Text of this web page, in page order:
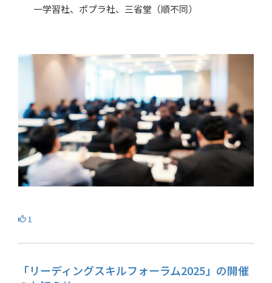
一学習社、ポプラ社、三省堂（順不同）
1
「リーディングスキルフォーラム2025」の開催